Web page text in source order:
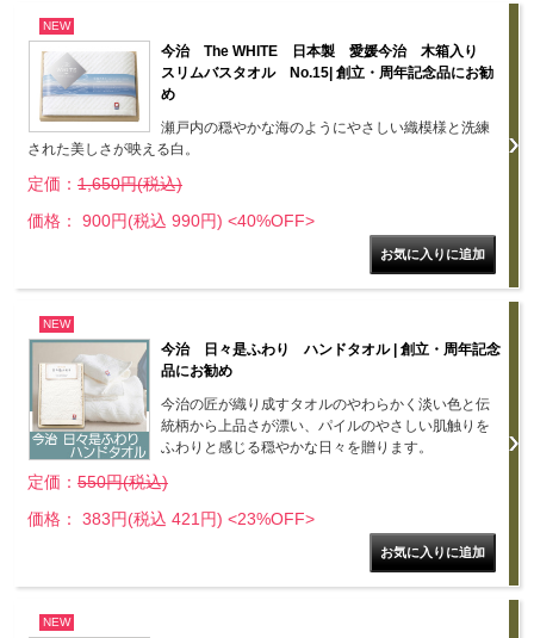
NEW
今治 The WHITE 日本製 愛媛今治 木箱入り
スリムバスタオル No.15| 創立・周年記念品にお勧
め
瀬戸内の穏やかな海のようにやさしい織模様と洗練
された美しさが映える白。
定価： 1,650円(税込)
価格： 900円(税込 990円) <40%OFF>
NEW
今治 日々是ふわり ハンドタオル | 創立・周年記念
品にお勧め
今治の匠が織り成すタオルのやわらかく淡い色と伝
統柄から上品さが漂い、パイルのやさしい肌触りを
ふわりと感じる穏やかな日々を贈ります。
定価： 550円(税込)
価格： 383円(税込 421円) <23%OFF>
NEW